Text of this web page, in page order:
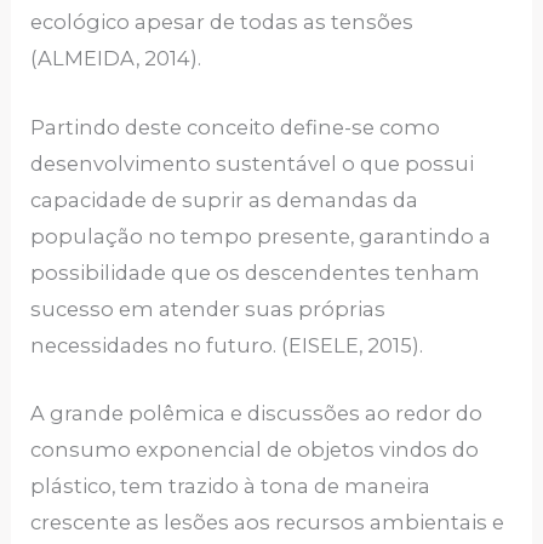
ecológico apesar de todas as tensões
(ALMEIDA, 2014).
Partindo deste conceito define-se como
desenvolvimento sustentável o que possui
capacidade de suprir as demandas da
população no tempo presente, garantindo a
possibilidade que os descendentes tenham
sucesso em atender suas próprias
necessidades no futuro. (EISELE, 2015).
A grande polêmica e discussões ao redor do
consumo exponencial de objetos vindos do
plástico, tem trazido à tona de maneira
crescente as lesões aos recursos ambientais e